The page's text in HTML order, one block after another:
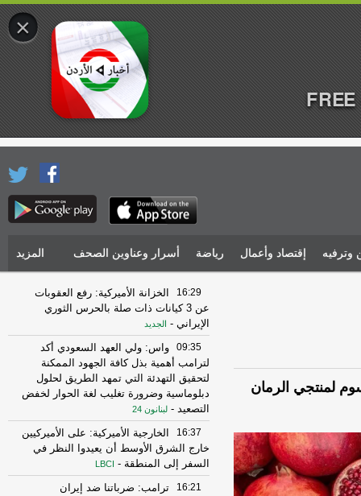
وترفيه إقتصاد وأعمال رياضة أسرار وعناوين الصحف المزيد
لمنتجي الرمان
16:29
الخزانة الأميركية: رفع العقوبات
عن 3 كيانات ذات صلة بالحرس الثوري
الإيراني - الجديد
09:35
واس: ولي العهد السعودي أكد
لترامب أهمية بذل كافة الجهود الممكنة
لتحقيق التهدئة التي تمهد الطريق لحلول
دبلوماسية وضرورة تغليب لغة الحوار لخفض
التصعيد - لبنانون 24
16:37
الخارجية الأميركية: على الأميركيين
خارج الشرق الأوسط أن يعيدوا النظر في
السفر إلى المنطقة -
LBCI
16:21
ترامب: ضرباتنا ضد إيران
×